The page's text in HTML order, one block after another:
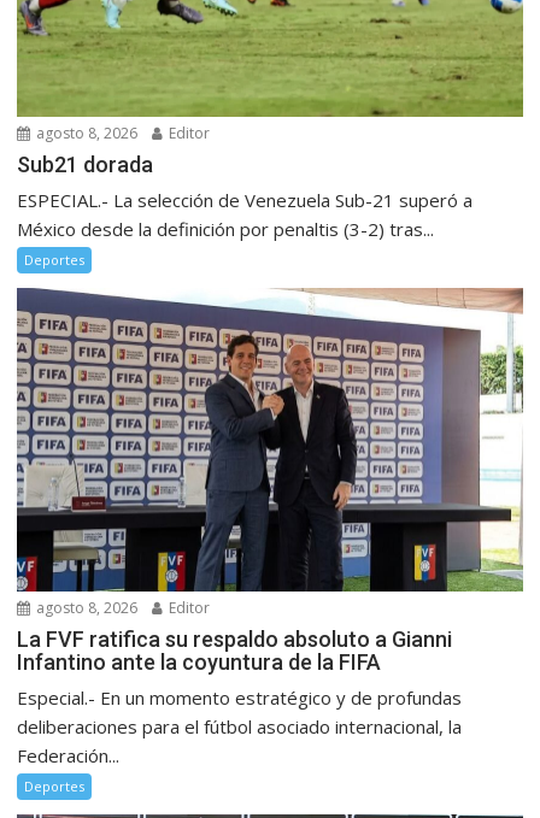
agosto 8, 2026 Editor
Sub21 dorada
ESPECIAL.- La selección de Venezuela Sub-21 superó a
México desde la definición por penaltis (3-2) tras...
Deportes
agosto 8, 2026 Editor
La FVF ratifica su respaldo absoluto a Gianni
Infantino ante la coyuntura de la FIFA
Especial.- En un momento estratégico y de profundas
deliberaciones para el fútbol asociado internacional, la
Federación...
Deportes